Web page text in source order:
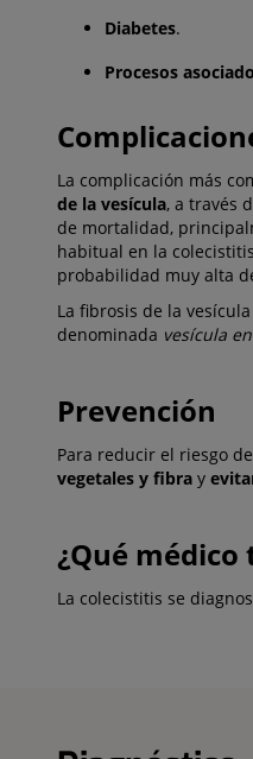
Diabetes.
Procesos
La complicación más
de la vesícula, a través
de mortalidad,
habitual en la
probabilidad muy alta
La fibrosis de la
denominada vesícula
Prevención
Para reducir el riesgo
vegetales y fibra y
¿Qué
La colecistitis se